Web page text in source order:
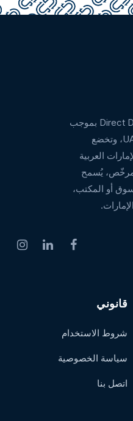
تعمل شركة Direct Debit System FZ LLC بموجب
ترخيص البنك الراعي لنظام UAEDDS، وتخضع
العربية
مرخّص، يُسمح
أو المكتب،
قانوني
شروط الاستخدام
سياسة الخصوصية
اتصل بنا